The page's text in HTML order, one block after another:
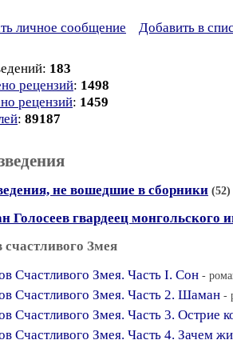
личное сообщение Добавить в
183
рецензий: 1498
рецензий: 1459
: 89187
не вошедшие в сборники (52)
Голосеев гвардеец монгольского
счастливого Змея
Счастливого Змея. Часть I. Сон -
Счастливого Змея. Часть 2. Шаман -
Счастливого Змея. Часть 3. Острие
Счастливого Змея. Часть 4. Зачем